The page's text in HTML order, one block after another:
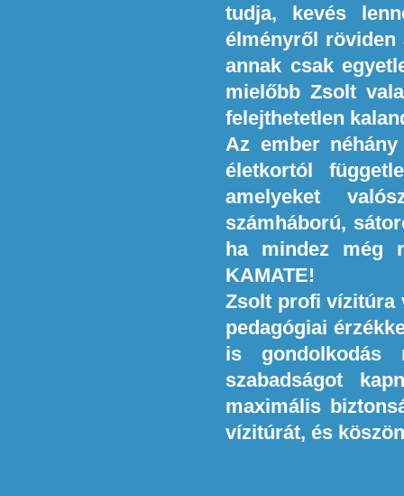
tudja, kevés
élményről
annak csak
mielőbb Zsolt
felejthetetlen
Az ember
életkortól
amelyeket
számháború,
ha mindez még
KAMATE!
Zsolt profi vízitúra
pedagógiai
is gondolkodás
szabadságot
maximális
vízitúrát, és